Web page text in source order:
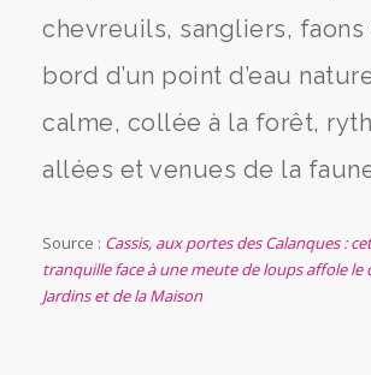
chevreuils, sangliers, faons
bord d’un point d’eau
calme, collée à la forêt,
allées et venues de la
Source : Cassis, aux portes des Calanques :
tranquille face à une meute de loups affole le
Jardins et de la Maison